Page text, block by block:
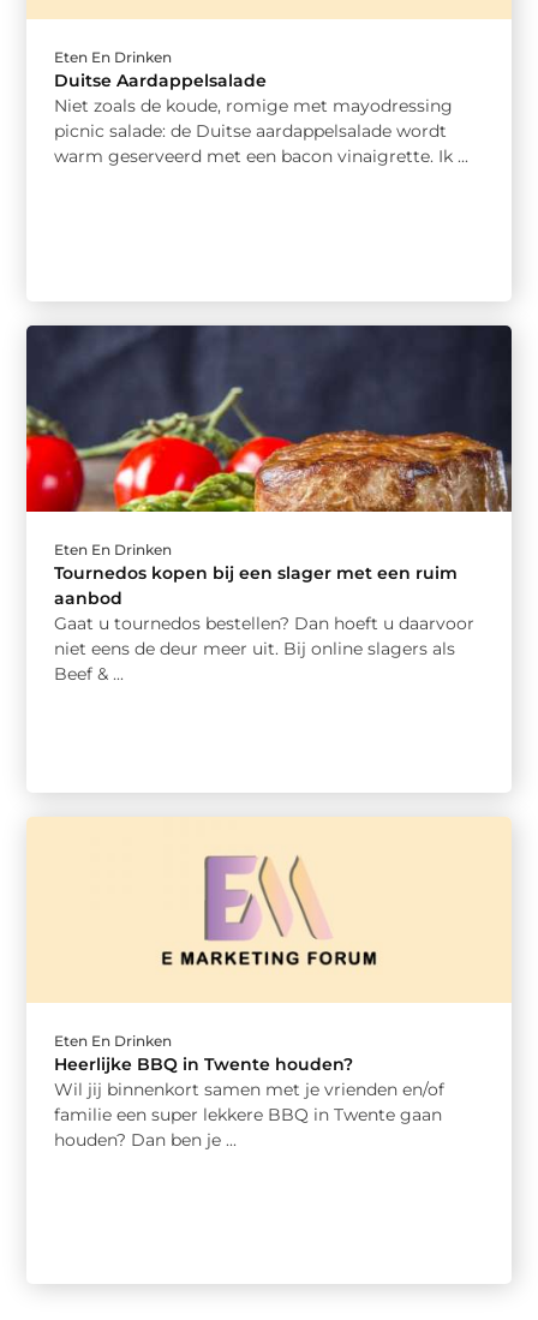
Eten En Drinken
Duitse Aardappelsalade
Niet zoals de koude, romige met mayodressing
picnic salade: de Duitse aardappelsalade wordt
warm geserveerd met een bacon vinaigrette. Ik ...
Eten En Drinken
Tournedos kopen bij een slager met een ruim
aanbod
Gaat u tournedos bestellen? Dan hoeft u daarvoor
niet eens de deur meer uit. Bij online slagers als
Beef & ...
Eten En Drinken
Heerlijke BBQ in Twente houden?
Wil jij binnenkort samen met je vrienden en/of
familie een super lekkere BBQ in Twente gaan
houden? Dan ben je ...